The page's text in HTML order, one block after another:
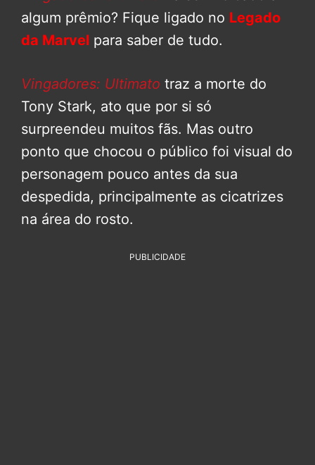
algum prêmio? Fique ligado no Legado
da Marvel para saber de tudo.
Vingadores: Ultimato traz a morte do
Tony Stark, ato que por si só
surpreendeu muitos fãs. Mas outro
ponto que chocou o público foi visual do
personagem pouco antes da sua
despedida, principalmente as cicatrizes
na área do rosto.
PUBLICIDADE